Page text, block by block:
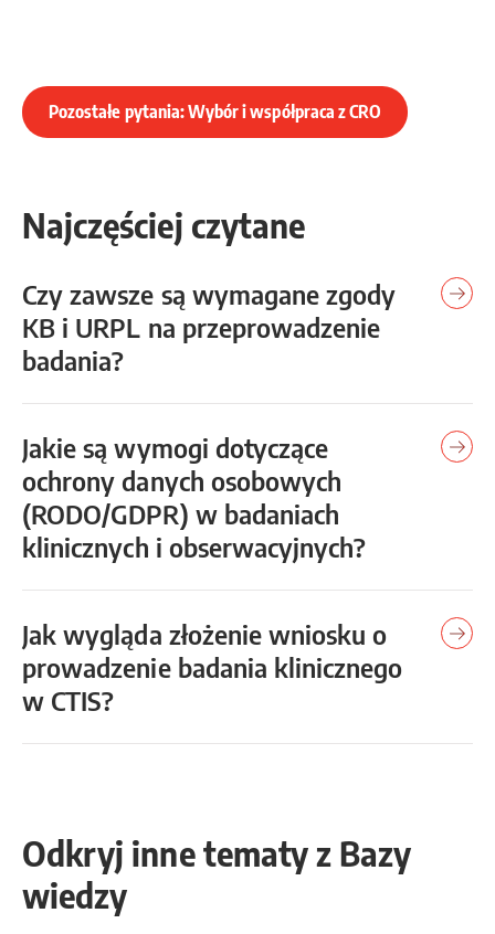
Pozostałe pytania: Wybór i współpraca z CRO
Najczęściej czytane
Czy zawsze są wymagane zgody
KB i URPL na przeprowadzenie
badania?
Jakie są wymogi dotyczące
ochrony danych osobowych
(RODO/GDPR) w badaniach
klinicznych i obserwacyjnych?
Jak wygląda złożenie wniosku o
prowadzenie badania klinicznego
w CTIS?
Odkryj inne tematy z Bazy
wiedzy